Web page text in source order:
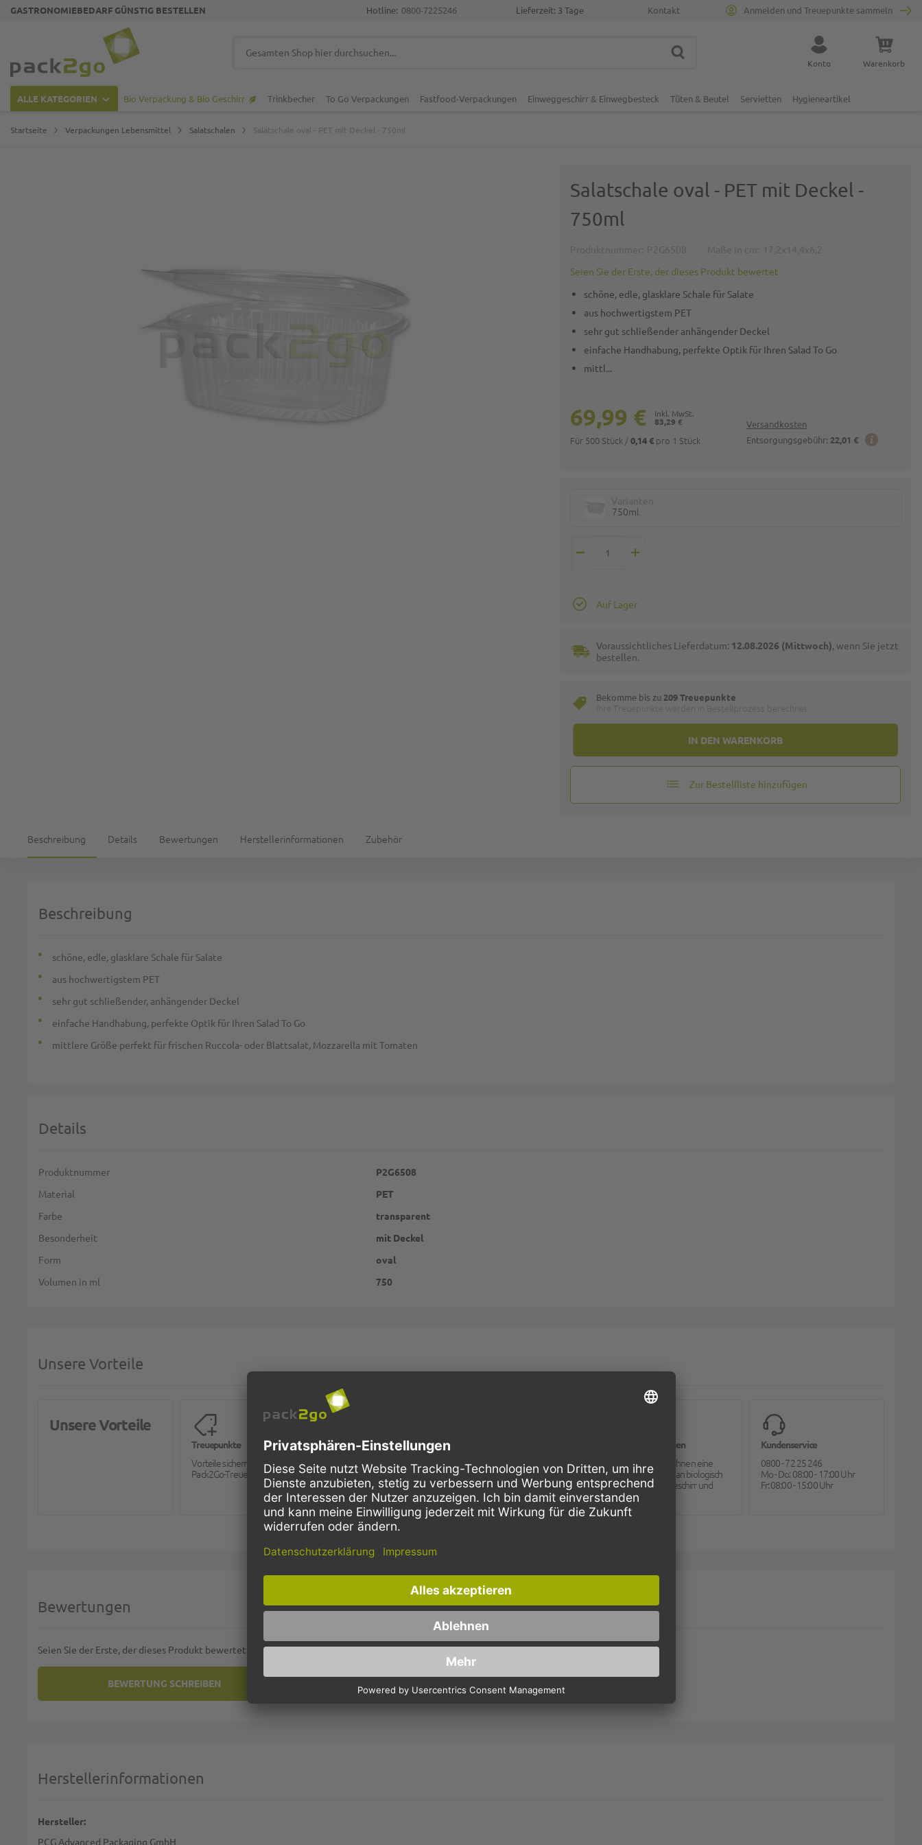
GASTRONOMIEBEDARF GÜNSTIG BESTELLEN Kontakt
Lieferzeit: 3 Tage
Hotline: 0800-7225246 Anmelden und Treuepunkte sammeln
Suche schließen
SUCHE Konto Warenkorb
ALLE KATEGORIEN Bio Verpackung & Bio Geschirr Trinkbecher To Go Verpackungen Fastfood-Verpackungen Einweggeschirr & Einwegbesteck Tüten & Beutel Servietten Hygieneartikel
Startseite Verpackungen Lebensmittel Salatschalen Salatschale oval - PET mit Deckel - 750ml
Salatschale oval - PET mit Deckel -
750ml
Seien Sie der Erste, der dieses Produkt bewertet
schöne, edle, glasklare Schale für Salate
aus hochwertigstem PET
sehr gut schließender anhängender Deckel
einfache Handhabung, perfekte Optik für Ihren Salad To Go
mittl...
Versandkosten
Entsorgungsgebühr: 22,01 €
83,29 €
69,99 €
Für 500 Stück /0,14 € pro 1 Stück
750ml
IN DEN WARENKORB
Auf Lager
Voraussichtliches Lieferdatum: 12.08.2026 (Mittwoch), wenn Sie jetzt
bestellen.
Bekomme bis zu 209 Treuepunkte
Zur Bestellliste hinzufügen
Beschreibung Details Bewertungen Herstellerinformationen Zubehör
Beschreibung
schöne, edle, glasklare Schale für Salate
aus hochwertigstem PET
sehr gut schließender, anhängender Deckel
einfache Handhabung, perfekte Optik für Ihren Salad To Go
mittlere Größe perfekt für frischen Ruccola- oder Blattsalat, Mozzarella mit Tomaten
Details
Weitere Informationen
Produktnummer
P2G6508
Material
PET
Farbe
transparent
Besonderheit
mit Deckel
Form
oval
Volumen in ml
750
Unsere Vorteile
Unsere Vorteile
Treuepunkte
Vorteile sichern mit dem
Pack2Go-Treueprogramm.
Schnelle Lieferung
Bestellungen bis 10 Uhr,
werden in der Regel noch am
selben Tag verschickt.
Innerhalb Deutschlands, bei
Bestellungen ab 150,- Euro
Netto-Warenwert.
Bioverpackungen
Pack2go bietet Ihnen eine
große Auswahl an biologisch
abbaubarem Geschirr und
Besteck.
Kundenservice
0800 - 72 25 246
Mo - Do: 08:00 - 17:00 Uhr
Fr: 08:00 - 15:00 Uhr
Bewertungen
Seien Sie der Erste, der dieses Produkt bewertet
BEWERTUNG SCHREIBEN
SALATSCHALE OVAL - PET MIT DECKEL - 750ML
Herstellerinformationen
Hersteller:
PCG Advanced Packaging GmbH